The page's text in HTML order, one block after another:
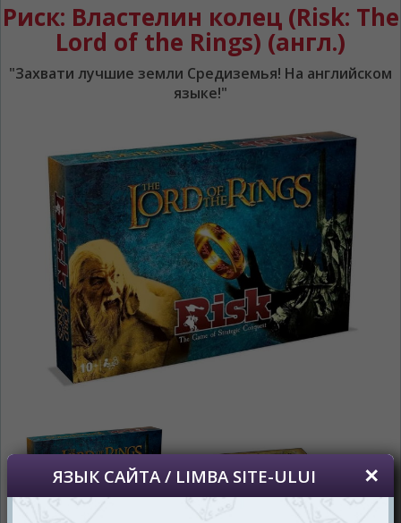
Риск: Властелин колец (Risk: The
Lord of the Rings) (англ.)
"Захвати лучшие земли Средиземья! На английском
языке!"
ЯЗЫК САЙТА / LIMBA SITE-ULUI
просматривать наш сайт?
În ce limbă ați dori să vedeți site-ul nostru?
Беспокоим Вас только один раз, далее
сохраним Ваш выбор языка.
Vă vom deranja doar o singură dată, apoi vă
vom salva alegerea limbii.
Если вы хотите переключить язык
сайта, то это можно всегда сделать в
правом верхнем углу страницы.
Dacă doriți să schimbați limba site-ului, puteți
oricând să faceți asta în colțul din dreapta sus
al paginii.